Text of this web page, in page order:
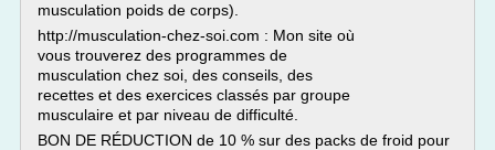
musculation poids de corps).
http://musculation-chez-soi.com : Mon site où
vous trouverez des programmes de
musculation chez soi, des conseils, des
recettes et des exercices classés par groupe
musculaire et par niveau de difficulté.
BON DE RÉDUCTION de 10 % sur des packs de froid pour